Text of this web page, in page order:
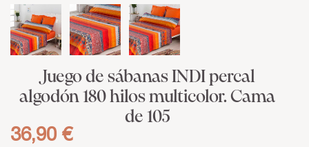
Juego de sábanas INDI percal
algodón 180 hilos multicolor. Cama
de 105
36,90 €